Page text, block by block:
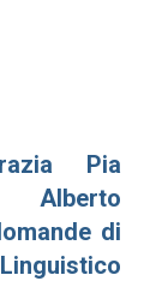
Pia
Alberto
di